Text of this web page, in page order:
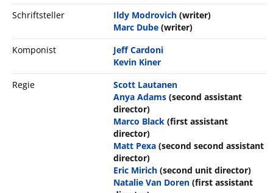
Schriftsteller
Ildy Modrovich (writer)
Marc Dube (writer)
Komponist
Jeff Cardoni
Kevin Kiner
Regie
Scott Lautanen
Anya Adams (second assistant
director)
Marco Black (first assistant
director)
Matt Pexa (second second assistant
director)
Eric Mirich (second unit director)
Natalie Van Doren (first assistant